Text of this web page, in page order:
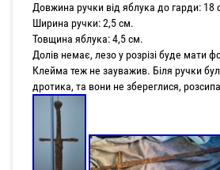
Довжина ручки від яблука до гарди: 18
Ширина ручки: 2,5 см.
Товщина яблука: 4,5 см.
Долів немає, лезо у розрізі буде мати
Клейма теж не зауважив. Біля ручки
дротика, та вони не збереглися,